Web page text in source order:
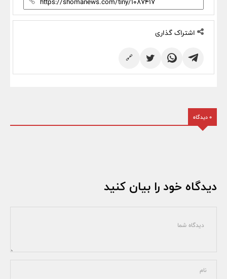
اشتراک گذاری
🔗
0 دیدگاه
دیدگاه خود را بیان کنید